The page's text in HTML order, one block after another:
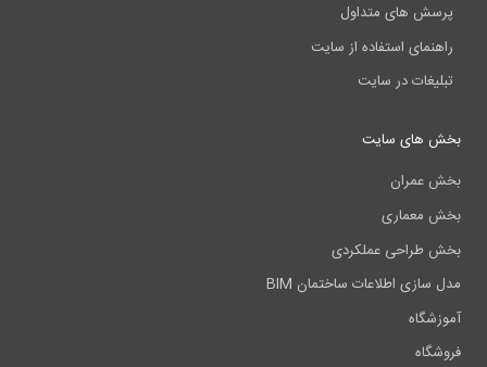
پرسش های متداول
راهنمای استفاده از سایت
تبلیغات در سایت
بخش های سایت
بخش عمران
بخش معماری
بخش طراحی عملکردی
مدل سازی اطلاعات ساختمان BIM
آموزشگاه
فروشگاه